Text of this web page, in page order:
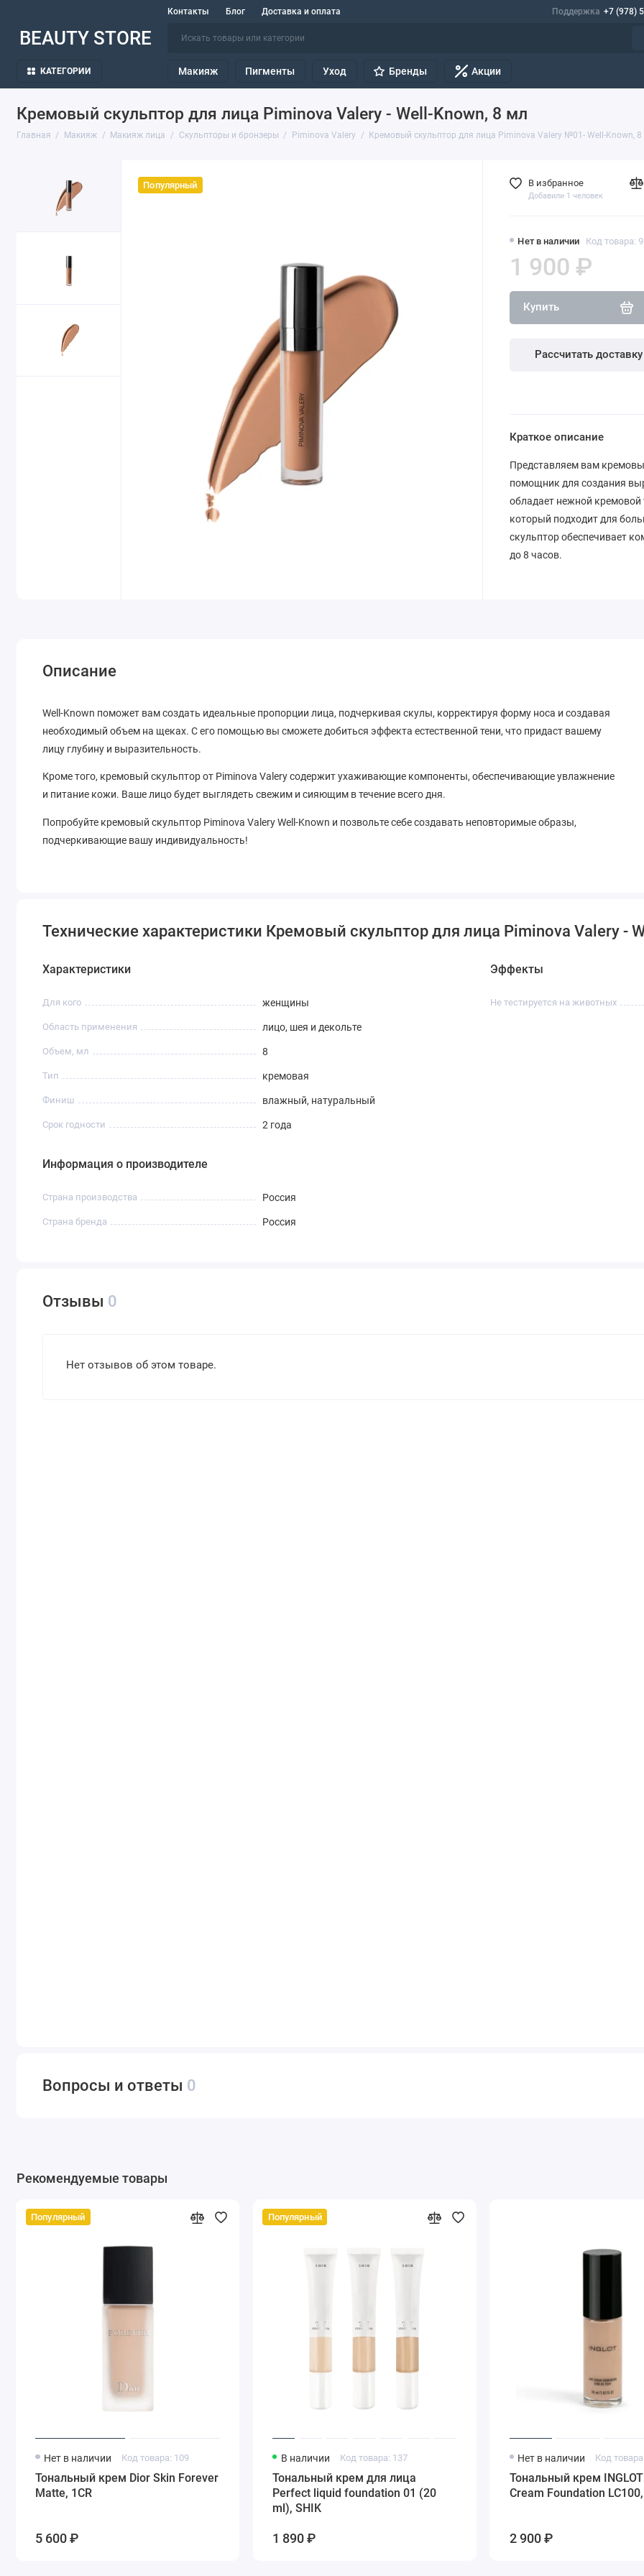
Контакты Блог Доставка и оплата Поддержка +7 (978)
BEAUTY STORE
КАТЕГОРИИ Макияж Пигменты Уход Бренды Акции
Кремовый скульптор для лица Piminova Valery - Well-Known, 8 мл
Главная Макияж Макияж лица Скульпторы и бронзеры Piminova Valery Кремовый скульптор для лица Piminova Valery №01- Well-Known,
Популярный
Нет в наличии Код товара:
1 900 ₽
Купить
Рассчитать доставку
В избранное
Добавили 1 человек
Краткое описание
Представляем вам
помощник для создания
обладает нежной кремовой
который подходит для
скульптор обеспечивает
до 8 часов.
Описание
Well-Known поможет вам создать идеальные пропорции лица, подчеркивая скулы, корректируя форму носа и создавая
необходимый объем на щеках. С его помощью вы сможете добиться эффекта естественной тени, что придаст вашему
лицу глубину и выразительность.
Кроме того, кремовый скульптор от Piminova Valery содержит ухаживающие компоненты, обеспечивающие увлажнение
и питание кожи. Ваше лицо будет выглядеть свежим и сияющим в течение всего дня.
Попробуйте кремовый скульптор Piminova Valery Well-Known и позвольте себе создавать неповторимые образы,
подчеркивающие вашу индивидуальность!
Технические характеристики Кремовый скульптор для лица Piminova Valery -
Характеристики
Для кого женщины
Область применения лицо, шея и декольте
Объем, мл 8
Тип кремовая
Финиш влажный, натуральный
Срок годности 2 года
Эффекты
Не тестируется на животных
Информация о производителе
Страна производства Россия
Страна бренда Россия
Отзывы 0
Нет отзывов об этом товаре.
Вопросы и ответы 0
Рекомендуемые товары
Популярный
Нет в наличии Код товара: 109
Тональный крем Dior Skin Forever
Matte, 1CR
5 600 ₽
Популярный
В наличии Код товара: 137
Тональный крем для лица
Perfect liquid foundation 01 (20
ml), SHIK
1 890 ₽
Нет в наличии Код
Тональный крем
Cream Foundation
2 900 ₽